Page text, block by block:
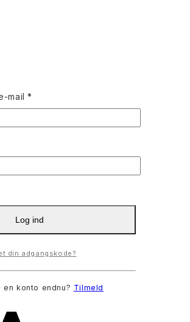
mail*
Log ind
din adgangskode?
en konto endnu? Tilmeld